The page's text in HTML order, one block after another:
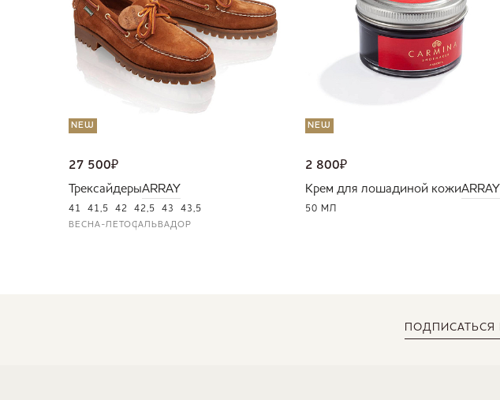
NEW
27 500₽
ТрексайдерыARRAY
41 41,5 42 42,5 43 43,5
ВЕСНА-ЛЕТОСАЛЬВАДОР
NEW
2 800₽
Крем для лошадиной кожиARRAY
50 МЛ
ПОДПИСАТЬСЯ